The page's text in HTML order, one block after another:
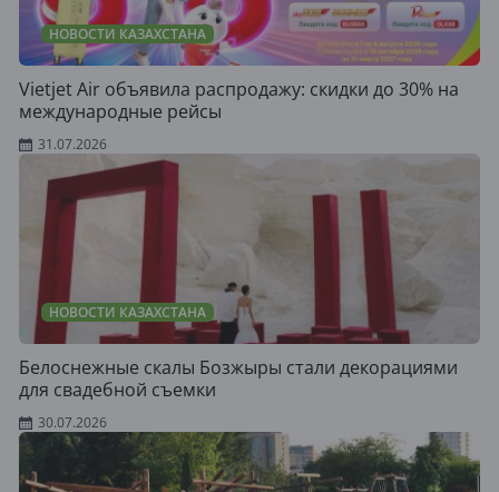
НОВОСТИ КАЗАХСТАНА
Vietjet Air объявила распродажу: скидки до 30% на
международные рейсы
31.07.2026
НОВОСТИ КАЗАХСТАНА
Белоснежные скалы Бозжыры стали декорациями
для свадебной съемки
30.07.2026